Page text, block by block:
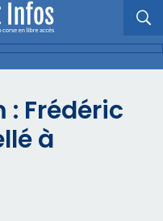
: Frédéric
à